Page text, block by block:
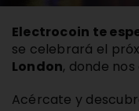
Contacto
Electrocoin te
se celebrará el
London, donde
Acércate y